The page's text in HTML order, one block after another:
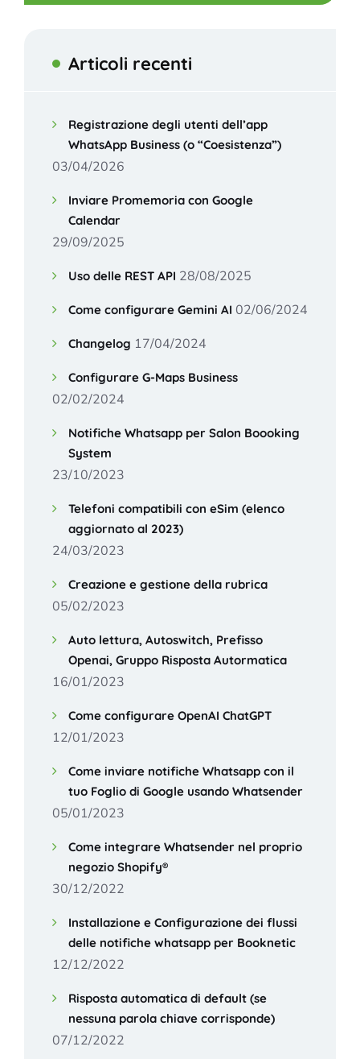
Articoli recenti
Registrazione degli utenti dell’app
WhatsApp Business (o “Coesistenza”)
03/04/2026
Inviare Promemoria con Google
Calendar
29/09/2025
Uso delle REST API 28/08/2025
Come configurare Gemini AI 02/06/2024
Changelog 17/04/2024
Configurare G-Maps Business
02/02/2024
Notifiche Whatsapp per Salon Boooking
System
23/10/2023
Telefoni compatibili con eSim (elenco
aggiornato al 2023)
24/03/2023
Creazione e gestione della rubrica
05/02/2023
Auto lettura, Autoswitch, Prefisso
Openai, Gruppo Risposta Autormatica
16/01/2023
Come configurare OpenAI ChatGPT
12/01/2023
Come inviare notifiche Whatsapp con il
tuo Foglio di Google usando Whatsender
05/01/2023
Come integrare Whatsender nel proprio
negozio Shopify®
30/12/2022
Installazione e Configurazione dei flussi
delle notifiche whatsapp per Booknetic
12/12/2022
Risposta automatica di default (se
nessuna parola chiave corrisponde)
07/12/2022